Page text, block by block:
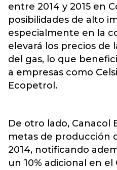
entre 2014 y 2015 en
posibilidades de alto
especialmente en la
elevará los precios de
del gas, lo que
a empresas como
Ecopetrol.
De otro lado, Canacol
metas de producción
2014, notificando
un 10% adicional en